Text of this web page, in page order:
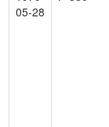
05-28